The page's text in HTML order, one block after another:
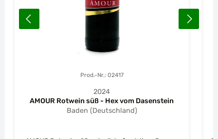
Prod.-Nr.: 02417
2024
AMOUR Rotwein süß - Hex vom Dasenstein
Baden (Deutschland)